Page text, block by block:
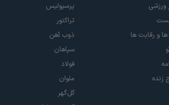
ورزشی
و رقابت ها
زنده
پرسپولیس
تراکتور
ذوب آهن
سپاهان
فولاد
ملوان
گل‌گهر